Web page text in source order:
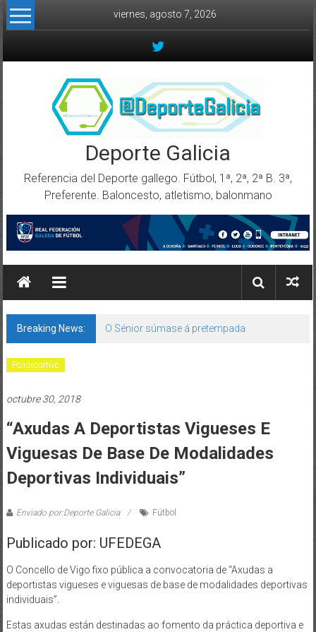
Skip to content
viernes, agosto 7, 2026
Deporte Galicia
Referencia del Deporte gallego. Fútbol, 1ª, 2ª, 2ª B. 3ª,
Preferente. Baloncesto, atletismo, balonmano
Breaking News: O Sénior súmase á pretempada
Polideportivo
octubre 30, 2018
“Axudas A Deportistas Vigueses E
Viguesas De Base De Modalidades
Deportivas Individuais”
Enviado por:Deporte Galicia Fútbol
Publicado por: UFEDEGA
O Concello de Vigo fixo pública a convocatoria de “Axudas a
deportistas vigueses e viguesas de base de modalidades deportivas
individuais”.
Estas axudas están destinadas ao fomento da práctica deportiva e